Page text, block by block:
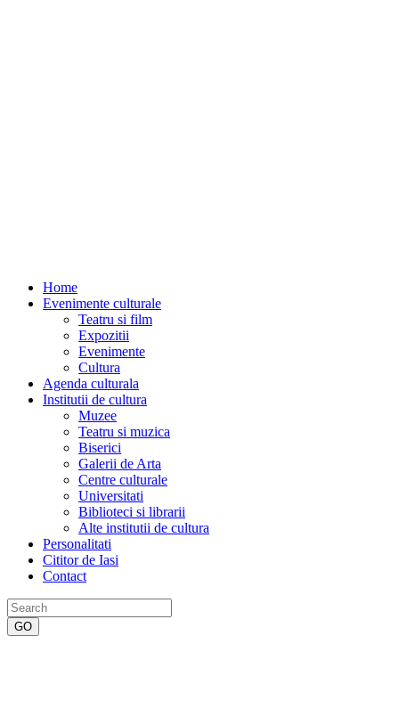
Home
Evenimente culturale
Teatru si film
Expozitii
Evenimente
Cultura
Agenda culturala
Institutii de cultura
Muzee
Teatru si muzica
Biserici
Galerii de Arta
Centre culturale
Universitati
Biblioteci si librarii
Alte institutii de cultura
Personalitati
Cititor de Iasi
Contact